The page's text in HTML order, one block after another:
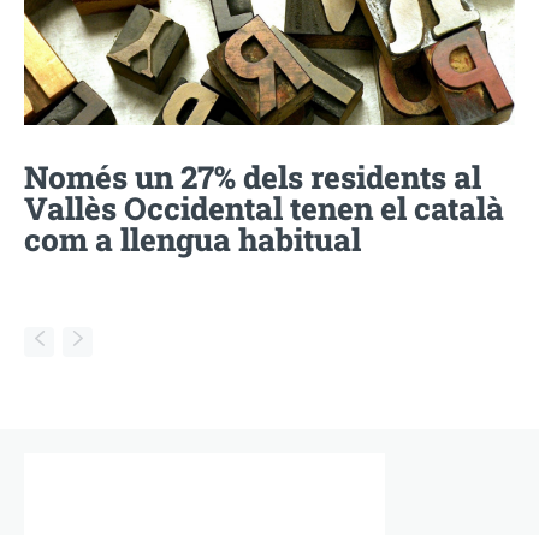
Només un 27% dels residents al
Vallès Occidental tenen el català
com a llengua habitual